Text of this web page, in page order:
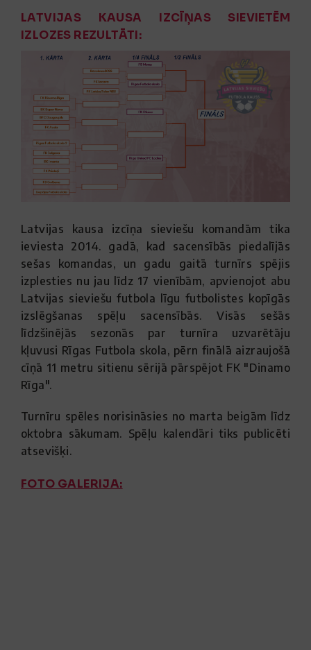
LATVIJAS KAUSA IZCĪŅAS SIEVIETĒM
IZLOZES REZULTĀTI:
Latvijas kausa izcīņa sieviešu komandām tika
ieviesta 2014. gadā, kad sacensībās piedalījās
sešas komandas, un gadu gaitā turnīrs spējis
izplesties nu jau līdz 17 vienībām, apvienojot abu
Latvijas sieviešu futbola līgu futbolistes kopīgās
izslēgšanas spēļu sacensībās. Visās sešās
līdzšinējās sezonās par turnīra uzvarētāju
kļuvusi Rīgas Futbola skola, pērn finālā aizraujošā
cīņā 11 metru sitienu sērijā pārspējot FK "Dinamo
Rīga".
Turnīru spēles norisināsies no marta beigām līdz
oktobra sākumam. Spēļu kalendāri tiks publicēti
atsevišķi.
FOTO GALERIJA: